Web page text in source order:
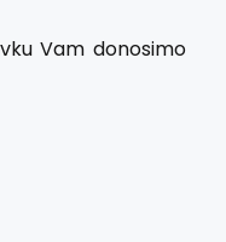
Vam donosimo